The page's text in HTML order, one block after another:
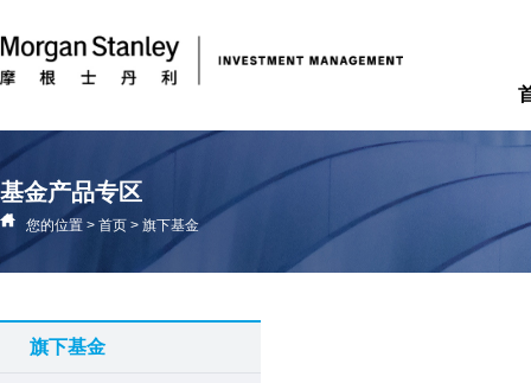
基金产品专区
您的位置 > 首页 > 旗下基金
旗下基金